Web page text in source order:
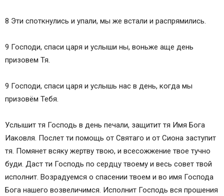
8 Эти споткнулись и упали, мы же встали и распрямились.
9 Господи, спаси царя и услыши ны, воньже аще день
призовем Тя.
9 Господи, спаси царя и услышь нас в день, когда мы
призовём Тебя.
Услышит тя Господь в день печали, защитит тя Имя Бога
Иаковля. Послет ти помощь от Святаго и от Сиона заступит
тя. Помянет всяку жертву твою, и всесожжение твое тучно
буди. Даст ти Господь по сердцу твоему и весь совет твой
исполнит. Возрадуемся о спасении твоем и во имя Господа
Бога нашего возвеличимся. Исполнит Господь вся прошения